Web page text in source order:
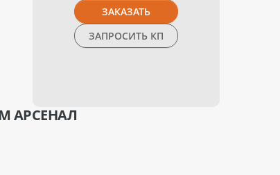
ЗАКАЗАТЬ
ЗАПРОСИТЬ КП
АРСЕНАЛ